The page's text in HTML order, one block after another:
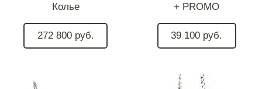
Колье
272 800 руб.
+ PROMO
39 100 руб.